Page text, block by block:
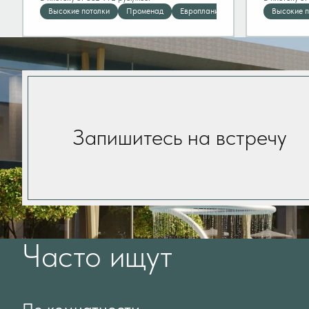
Высокие потолки
Променад Европланировка Панорамные
Высокие
Запишитесь на встречу
Часто ищут